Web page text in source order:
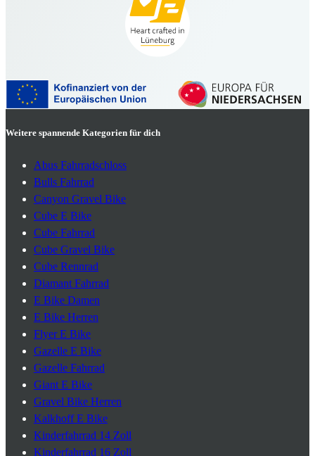
Weitere spannende Kategorien für dich
Abus Fahrradschloss
Bulls Fahrrad
Canyon Gravel Bike
Cube E Bike
Cube Fahrrad
Cube Gravel Bike
Cube Rennrad
Diamant Fahrrad
E Bike Damen
E Bike Herren
Flyer E Bike
Gazelle E Bike
Gazelle Fahrrad
Giant E Bike
Gravel Bike Herren
Kalkhoff E Bike
Kinderfahrrad 14 Zoll
Kinderfahrrad 16 Zoll